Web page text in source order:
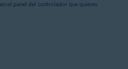
en el panel del controlador que quieres